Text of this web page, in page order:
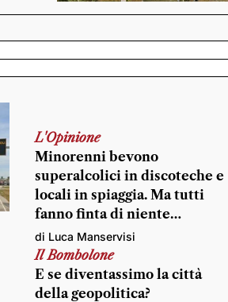
L'Opinione
Minorenni bevono
superalcolici in discoteche e
locali in spiaggia. Ma tutti
fanno finta di niente…
di Luca Manservisi
Il Bombolone
E se diventassimo la città
della geopolitica?